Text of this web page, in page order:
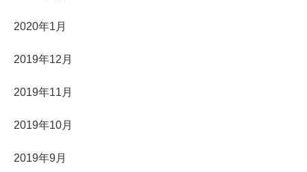
2020年1月
2019年12月
2019年11月
2019年10月
2019年9月